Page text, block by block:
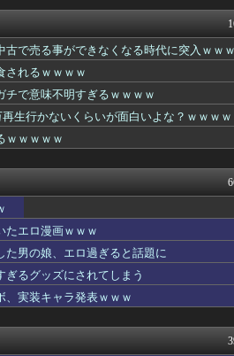
おねだり」事案が発生する...
わ
いう批判は害悪。障害者に...
ア
いｗｗｗｗ
お
に引き継がれなくて悲し...
き？
あ
させてしまうｗｗｗｗｗｗ...
ア
てみてください」
れない？
異
ターにいたよね？」ワイ「...
ア
ｗｗｗｗｗ
分配プログラムやめるわ...
ア
ｗｗ
る
Part7」12月発売...
fig
出てくる声なので面白いこ...
転生』の「ロキシー」とか...
デ
ア
古で売る事ができなくなる時代に突入ｗｗ
されるｗｗｗｗ
チで意味不明すぎるｗｗｗｗ
生行かないくらいが面白いよな？ｗｗｗｗ
ｗｗｗｗｗ
たエロ漫画ｗｗｗ
た男の娘、エロ過ぎると話題に
ぎるグッズにされてしまう
、実装キャラ発表ｗｗｗ